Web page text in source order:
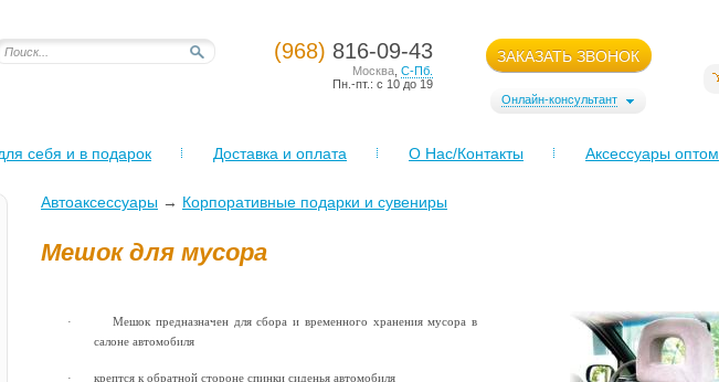
(968) 816-09-43
Москва С-Пб.
Пн.-пт.: с 10 до 19
ЗАКАЗАТЬ ЗВОНОК
Онлайн-консультант
себя и в подарок Доставка и оплата О Нас/Контакты Аксессуары оптом
Автоаксессуары → Корпоративные подарки и сувениры
Мешок для мусора
·
Мешок предназначен для сбора и временного хранения мусора в
салоне автомобиля
· крептся к обратной стороне спинки сиденья автомобиля